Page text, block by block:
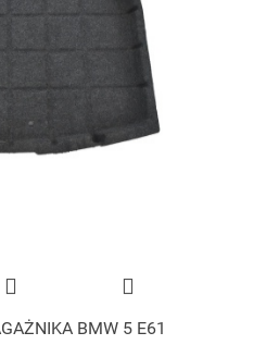
BMW 5 E61